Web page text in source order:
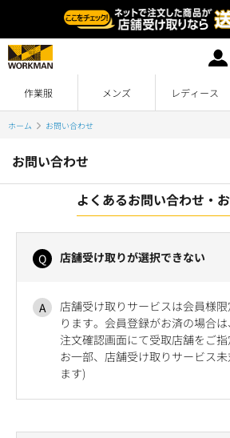
作業服 メンズ レディース
ホーム お問い合わせ
お問い合わせ
よくあるお問い合わせ・
店舗受け取りが選択できない
店舗受け取りサービスは会員様
ります。会員登録がお済の場合
注文確認画面にて受取店舗をご
お一部、店舗受け取りサービス
ます)